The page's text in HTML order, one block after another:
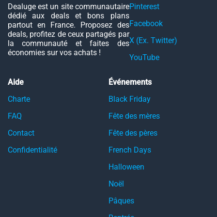
Dealuge est un site communautaire
dédié aux deals et bons plans
partout en France. Proposez des
deals, profitez de ceux partagés par
la communauté et faites des
économies sur vos achats !
Pinterest
Facebook
X (Ex. Twitter)
YouTube
Aide
Charte
FAQ
Contact
Confidentialité
Événements
Black Friday
Fête des mères
Fête des pères
French Days
Halloween
Noël
Pâques